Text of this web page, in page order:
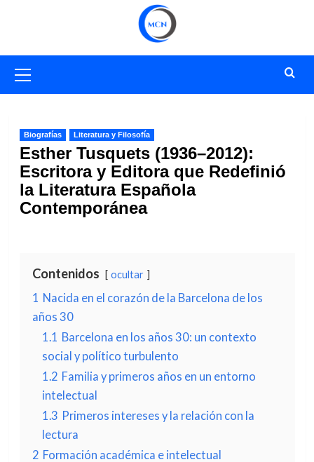
primario
Biografías Literatura y Filosofía
Esther Tusquets (1936–2012):
Escritora y Editora que Redefinió
la Literatura Española
Contemporánea
Contenidos ocultar
1 Nacida en el corazón de la Barcelona de los
años 30
1.1 Barcelona en los años 30: un contexto
social y político turbulento
1.2 Familia y primeros años en un entorno
intelectual
1.3 Primeros intereses y la relación con la
lectura
2 Formación académica e intelectual